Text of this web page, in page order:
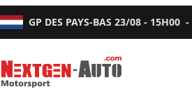
GP DES PAYS-BAS 23/08 - 15H00 -
Nextgen-Auto.com